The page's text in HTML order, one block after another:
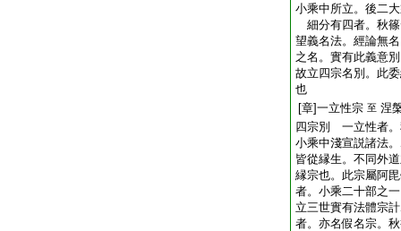
小乘中所立。後二
細分有四者。秋
望義名法。經論無
之名。實有此義意
故立四宗名別。此
也
[章]一立性宗 至 涅
四宗別 一立性者。
小乘中淺宣説諸法
皆從縁生。不同外
縁宗也。此宗屬阿
者。小乘二十部之
立三世實有法體宗
者。亦名假名宗。